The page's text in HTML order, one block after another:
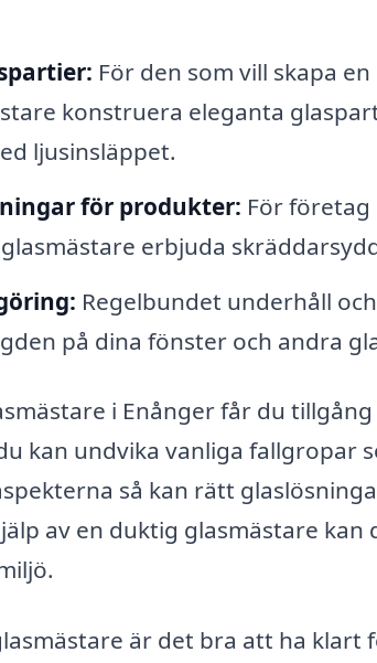
För den som vill skapa
konstruera eleganta
ljusinsläppet.
för produkter: För
erbjuda
Regelbundet underhåll
på dina fönster och andra
i Enånger får du
kan undvika vanliga fallgropar
så kan rätt
av en duktig glasmästare
är det bra att ha klart